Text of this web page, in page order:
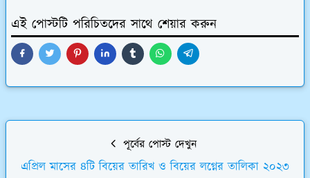
এই পোস্টটি পরিচিতদের সাথে শেয়ার করুন
পূর্বের পোস্ট দেখুন
এপ্রিল মাসের ৪টি বিয়ের তারিখ ও বিয়ের লগ্নের তালিকা ২০২৩